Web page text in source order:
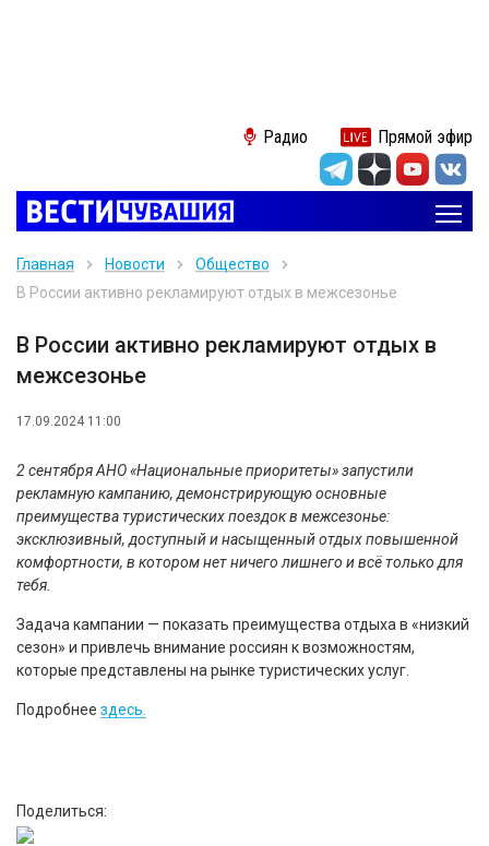
Радио Прямой эфир
Главная Новости
Общество
В России активно рекламируют отдых в межсезонье
В России активно рекламируют отдых в
межсезонье
17.09.2024 11:00
2 сентября АНО «Национальные приоритеты» запустили
рекламную кампанию, демонстрирующую основные
преимущества туристических поездок в межсезонье:
эксклюзивный, доступный и насыщенный отдых повышенной
комфортности, в котором нет ничего лишнего и всё только для
тебя.
Задача кампании — показать преимущества отдыха в «низкий
сезон» и привлечь внимание россиян к возможностям,
которые представлены на рынке туристических услуг.
Подробнее здесь.
Поделиться: